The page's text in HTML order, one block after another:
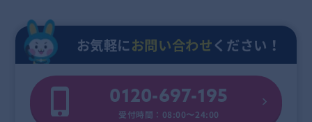
お気軽にお問い合わせください！
0120-697-195
受付時間：08:00〜24:00